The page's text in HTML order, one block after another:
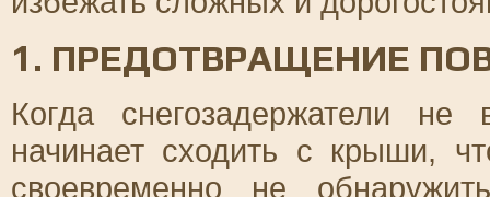
1. ПРЕДОТВРАЩЕНИЕ
Когда снегозадержатели
начинает сходить с крыши,
своевременно не